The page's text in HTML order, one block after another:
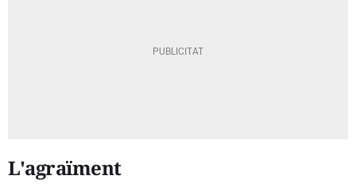
L'agraïment